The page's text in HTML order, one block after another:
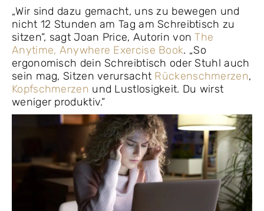
„Wir sind dazu gemacht, uns zu bewegen und
nicht 12 Stunden am Tag am Schreibtisch zu
sitzen“, sagt Joan Price, Autorin vonThe
Anytime, Anywhere Exercise Book. „So
ergonomisch dein Schreibtisch oder Stuhl auch
sein mag, Sitzen verursacht Rückenschmerzen,
Kopfschmerzen und Lustlosigkeit. Du wirst
weniger produktiv.“